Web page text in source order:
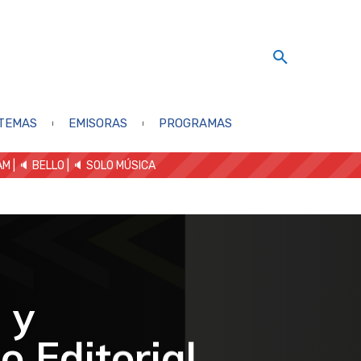
EMISORAS PROGRAMAS
| 🔈 BELLO 🔈 SOLO MÚSICA
y